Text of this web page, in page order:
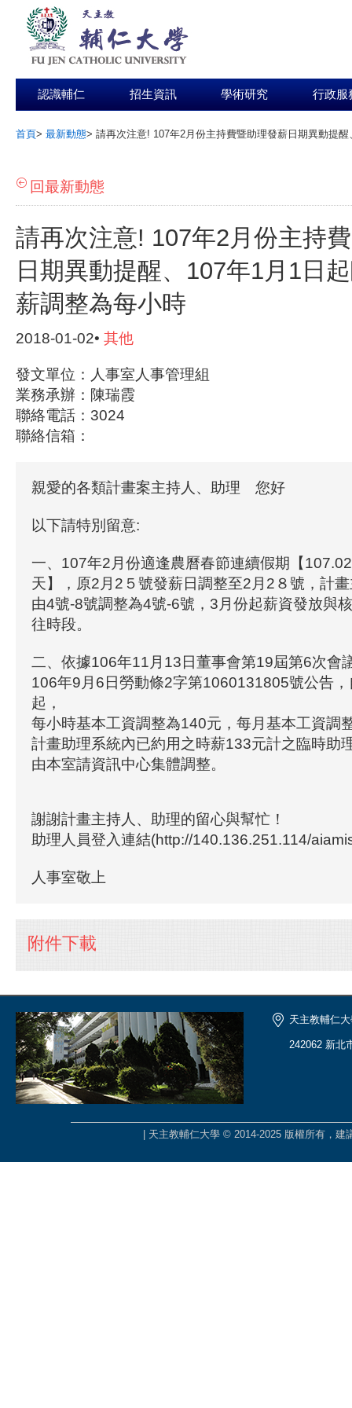
認識輔仁 招生資訊 學術研究 行政服
首頁> 最新動態> 請再次注意! 107年2月份主持費暨助理發薪日期異動提
回最新動態
請再次注意! 107年2月份主持
日期異動提醒、107年1月1日
薪調整為每小時
2018-01-02• 其他
發文單位：人事室人事管理組
業務承辦：陳瑞霞
聯絡電話：3024
聯絡信箱：
親愛的各類計畫案主持人、助理 您好
以下請特別留意:
一、107年2月份適逢農曆春節連續假期【
天】，原2月2５號發薪日調整至2月2８號，計
由4號-8號調整為4號-6號，3月份起薪資發放與
往時段。
二、依據106年11月13日董事會第19屆第6次會
106年9月6日勞動條2字第1060131805號公告
起，
每小時基本工資調整為140元，每月基本工資調
計畫助理系統內已約用之時薪133元計之臨時助
由本室請資訊中心集體調整。
謝謝計畫主持人、助理的留心與幫忙！
助理人員登入連結(http://140.136.251.114/
人事室敬上
附件下載
天主教輔仁
242062 新北
| 天主教輔仁大學 © 2014-2025 版權所有，